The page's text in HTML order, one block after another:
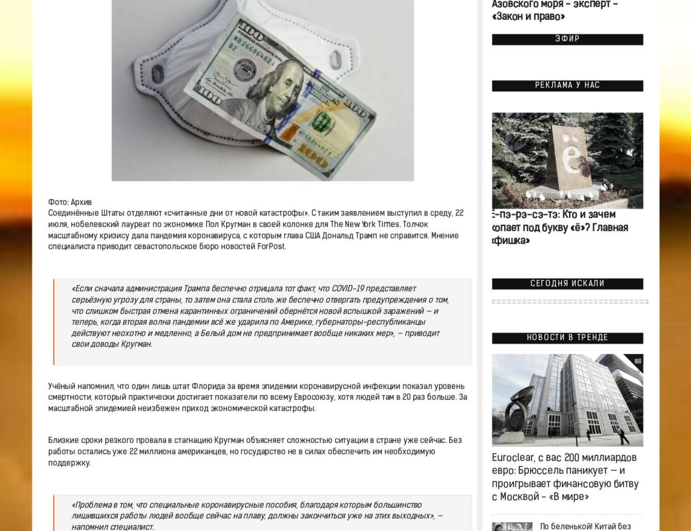
Фото: Архив
Соединённые Штаты отделяют «считанные дни от новой катастрофы». С таким заявлением выступил в среду, 22
июля, нобелевский лауреат по экономике Пол Кругман в своей колонке для The New York Times. Толчок
масштабному кризису дала пандемия коронавируса, с которым глава США Дональд Трамп не справится. Мнение
специалиста приводит севастопольское бюро новостей ForPost.
«Если сначала администрация Трампа беспечно отрицала тот факт, что COVID-19 представляет
серьёзную угрозу для страны, то затем она стала столь же беспечно отвергать предупреждения о том,
что слишком быстрая отмена карантинных ограничений обернётся новой вспышкой заражений — и
теперь, когда вторая волна пандемии всё же ударила по Америке, губернаторы-республиканцы
действуют неохотно и медленно, а Белый дом не предпринимает вообще никаких мер», — приводит
свои доводы Кругман.
Учёный напомнил, что один лишь штат Флорида за время эпидемии коронавирусной инфекции показал уровень
смертности, который практически достигает показатели по всему Евросоюзу, хотя людей там в 20 раз больше. За
масштабной эпидемией неизбежен приход экономической катастрофы.
Близкие сроки резкого провала в стагнацию Кругман объясняет сложностью ситуации в стране уже сейчас. Без
работы остались уже 22 миллиона американцев, но государство не в силах обеспечить им необходимую
поддержку.
«Проблема в том, что специальные коронавирусные пособия, благодаря которым большинство
лишившихся работы людей вообще сейчас на плаву, должны закончиться уже на этих выходных», —
напомнил специалист.
Азовского моря - эксперт -
«Закон и право»
ЭФИР
РЕКЛАМА У НАС
Ё-пэ-рэ-сэ-тэ: Кто и зачем
копает под букву «ё»? Главная
«фишка»
СЕГОДНЯ ИСКАЛИ
НОВОСТИ В ТРЕНДЕ
Euroclear, с вас 200 миллиардов
евро: Брюссель паникует — и
проигрывает финансовую битву
с Москвой - «В мире»
По беленькой! Китай без